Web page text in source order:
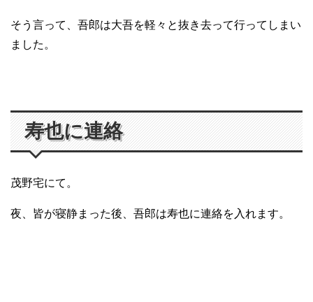
そう言って、吾郎は大吾を軽々と抜き去って行ってしまい
ました。
寿也に連絡
茂野宅にて。
夜、皆が寝静まった後、吾郎は寿也に連絡を入れます。